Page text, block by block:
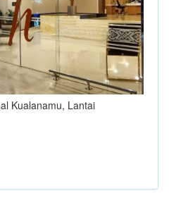
Kualanamu, Lantai